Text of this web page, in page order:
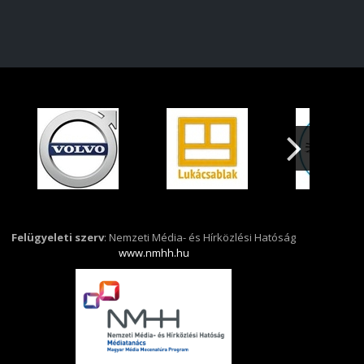
Felügyeleti szerv: Nemzeti Média- és Hírközlési Hatóság
www.nmhh.hu